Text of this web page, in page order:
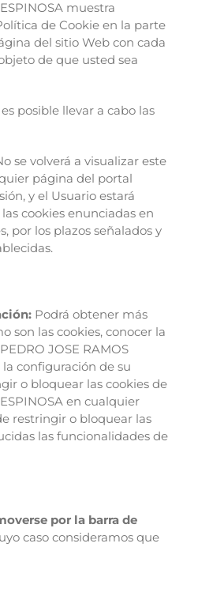
muestra
de Cookie en la parte
del sitio Web con cada
de que usted sea
posible llevar a cabo las
se volverá a visualizar este
página del portal
y el Usuario estará
cookies enunciadas en
por los plazos señalados y
Podrá obtener más
son las cookies, conocer la
JOSE RAMOS
configuración de su
o bloquear las cookies de
en cualquier
restringir o bloquear las
las funcionalidades de
por la barra de
caso consideramos que